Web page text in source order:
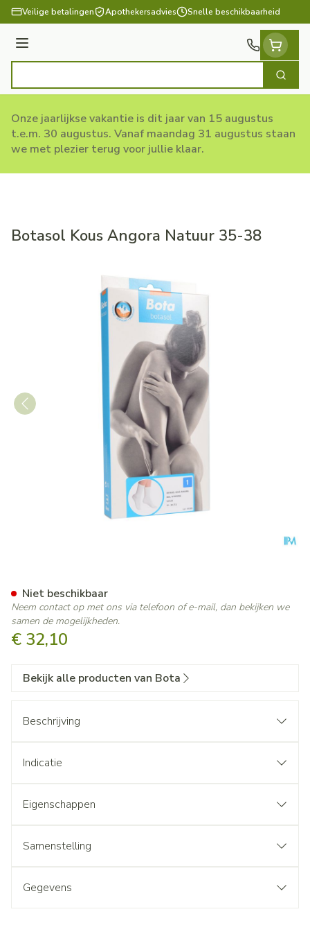
Ga naar de inhoud
Veilige betalingen Apothekersadvies Snelle beschikbaarheid
Menu
Zoek
Onze jaarlijkse vakantie is dit jaar van 15 augustus
t.e.m. 30 augustus. Vanaf maandag 31 augustus staan
we met plezier terug voor jullie klaar.
Botasol Kous Angora Natuur 35-38
€ 32,10
Niet beschikbaar
Neem contact op met ons via telefoon of e-mail, dan bekijken we
samen de mogelijkheden.
Bekijk alle producten van Bota
Beschrijving
Indicatie
Eigenschappen
Samenstelling
Gegevens